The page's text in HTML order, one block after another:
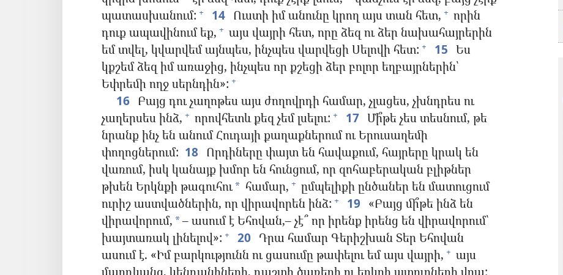
պատասխանում: + 14 Ուստի իմ անունը կրող այս տան հետ, + որին
դուք ապավինում եք, + այս վայրի հետ, որը ձեզ ու ձեր նախահայրերին
եմ տվել, կվարվեմ այնպես, ինչպես վարվեցի Սելովի հետ: + 15 Ես
կքշեմ ձեզ իմ առաջից, ինչպես որ քշեցի ձեր բոլոր եղբայրներին՝
Եփրեմի ողջ սերնդին»: +
16 Բայց դու չաղոթես այս ժողովրդի համար, չլացես, չխնդրես ու
չաղերսես ինձ, + որովհետև քեզ չեմ լսելու: + 17 Մի՞թե չես տեսնում, թե
նրանք ինչ են անում Հուդայի քաղաքներում ու Երուսաղեմի
փողոցներում: 18 Որդիները փայտ են հավաքում, հայրերը կրակ են
վառում, իսկ կանայք խմոր են հունցում, որ զոհաբերական բլիթներ
թխեն Երկնքի թագուհու* համար, + ըմպելիքի ընծաներ են մատուցում
ուրիշ աստվածներին, որ վիրավորեն ինձ: + 19 «Բայց մի՞թե ինձ են
վիրավորում, *– ասում է Եհովան,– չէ՞ որ իրենք իրենց են վիրավորում՝
խայտառակ լինելով»: + 20 Դրա համար Գերիշխան Տեր Եհովան
ասում է. «Իմ բարկությունն ու ցասումը թափելու եմ այս վայրի, + այս
մարդկանց, կենդանիների, դաշտի ծառերի ու երկրի պտուղների վրա: